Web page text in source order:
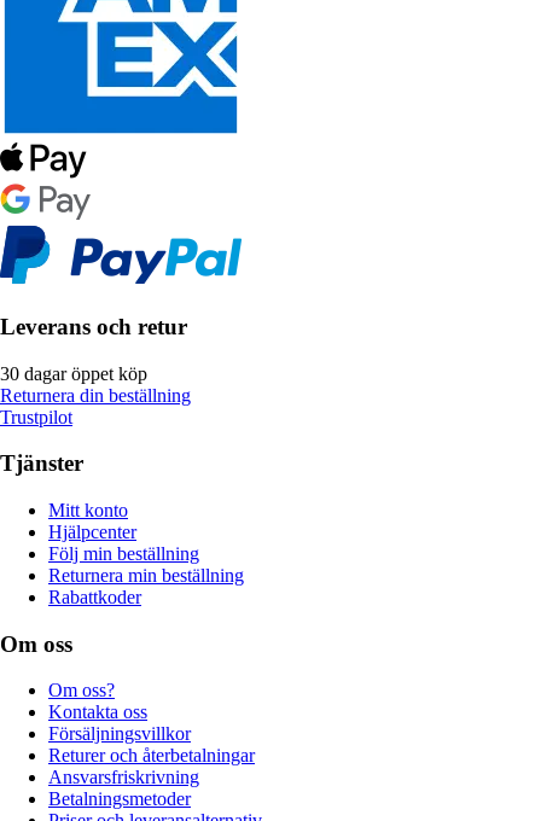
Leverans och retur
30 dagar öppet köp
Returnera din beställning
Trustpilot
Tjänster
Mitt konto
Hjälpcenter
Följ min beställning
Returnera min beställning
Rabattkoder
Om oss
Om oss?
Kontakta oss
Försäljningsvillkor
Returer och återbetalningar
Ansvarsfriskrivning
Betalningsmetoder